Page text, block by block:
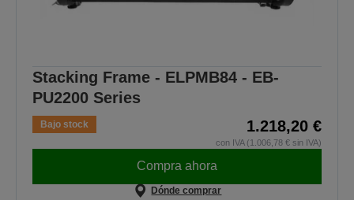
Stacking Frame - ELPMB84 - EB-
PU2200 Series
Bajo stock 1.218,20 €
con IVA (1.006,78 € sin IVA)
Compra ahora
Dónde comprar